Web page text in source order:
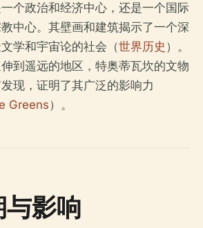
个政治和经济中心，还是一个国际
中心。其壁画和建筑揭示了一个深
学和宇宙论的社会（世界历史 ）。
到遥远的地区，特奥蒂瓦坎的文物
现，证明了其广泛的影响力
Greens）。
影响